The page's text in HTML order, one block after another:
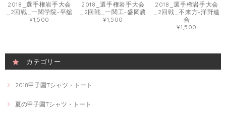
2018_選手権岩手大会
_2回戦_一関学院-平舘
¥1,500
2018_選手権岩手大会
_2回戦_一関工-盛岡農
¥1,500
2018_選手権岩手大会
_2回戦_不来方-洋野連
合
¥1,500
カテゴリー
2018甲子園Tシャツ・トート
夏の甲子園Tシャツ・トート